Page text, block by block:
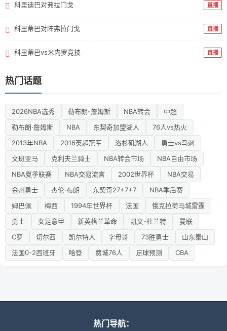
科里迪巴对弗拉门戈 直播
科里蒂巴对阵弗拉门戈 直播
科里蒂巴vs米内罗竞技 直播
热门话题
2026NBA选秀 勒布朗-詹姆斯 NBA转会
中超
勒布朗·詹姆斯
NBA 东契奇加盟湖人
76人vs热火
2013年NBA
2016英超冠军 洛杉矶湖人
勇士vs马刺
文班亚马
克利夫兰骑士 NBA转会市场
NBA自由市场
NBA夏季联赛
NBA交易流言 2002世界杯
NBA交易
金州勇士
杰伦·布朗 东契奇27+7+7
NBA季后赛
姆巴佩
梅西 1994年世界杯 法国
俄克拉荷马城雷霆
勇士
女足意甲 新英格兰革命 凯文-杜兰特
曼联
C罗
切尔西 凯尔特人 字母哥 73胜勇士
山东泰山
法国0-2西班牙
哈登 费城76人 足球预测 CBA
热门导航：